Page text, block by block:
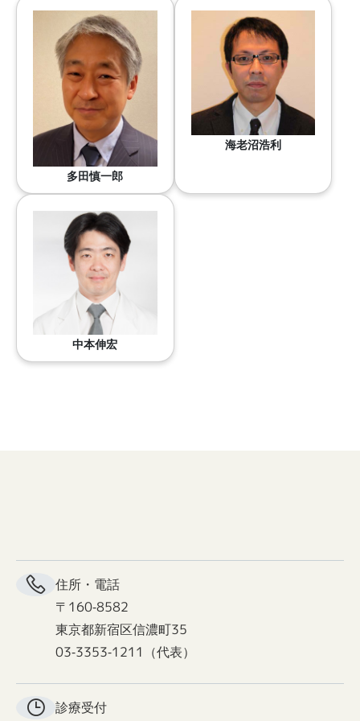
多田慎一郎
海老沼浩利
中本伸宏
住所・電話
〒160-8582
東京都新宿区信濃町35
03-3353-1211（代表）
診療受付